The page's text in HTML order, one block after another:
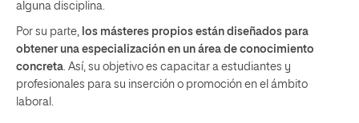
alguna disciplina.
Por su parte, los másteres propios están diseñados para
obtener una especialización en un área de conocimiento
concreta. Así, su objetivo es capacitar a estudiantes y
profesionales para su inserción o promoción en el ámbito
laboral.